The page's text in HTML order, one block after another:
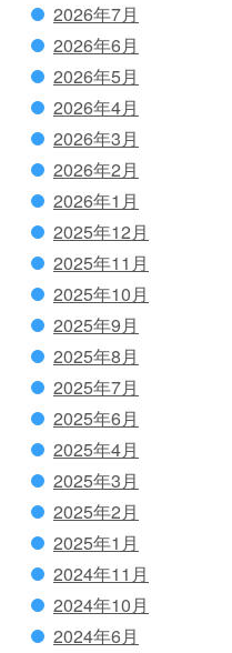
2026年7月
2026年6月
2026年5月
2026年4月
2026年3月
2026年2月
2026年1月
2025年12月
2025年11月
2025年10月
2025年9月
2025年8月
2025年7月
2025年6月
2025年4月
2025年3月
2025年2月
2025年1月
2024年11月
2024年10月
2024年6月